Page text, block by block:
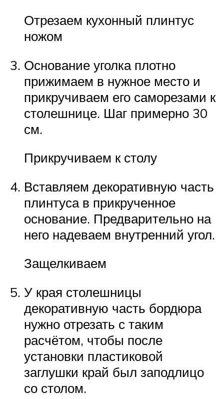
Отрезаем кухонный плинтус
ножом
Основание уголка плотно
прижимаем в нужное место и
прикручиваем его саморезами к
столешнице. Шаг примерно 30
см.
Прикручиваем к столу
Вставляем декоративную часть
плинтуса в прикрученное
основание. Предварительно на
него надеваем внутренний угол.
Защелкиваем
У края столешницы
декоративную часть бордюра
нужно отрезать с таким
расчётом, чтобы после
установки пластиковой
заглушки край был заподлицо
со столом.